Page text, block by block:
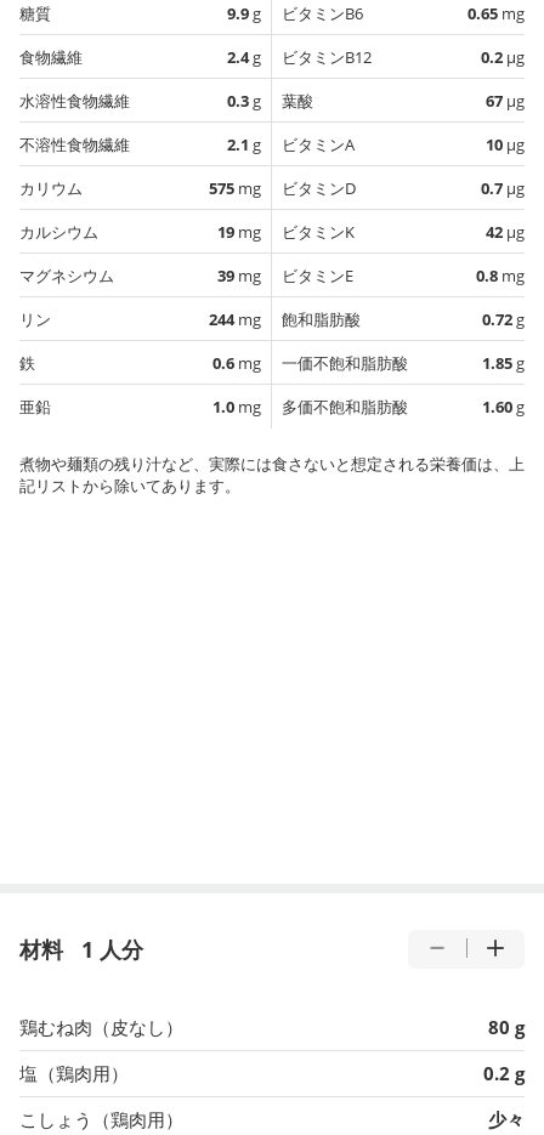
糖質
9.9g
食物繊維
2.4g
水溶性食物繊維
0.3g
不溶性食物繊維
2.1 g
カリウム
575 mg
カルシウム
19 mg
マグネシウム
39 mg
リン
244mg
鉄
0.6 mg
亜鉛
1.0 mg
ビタミンB6
0.65 mg
ビタミンB12
0.2 µg
葉酸
67 µg
ビタミンA
10 µg
ビタミンD
0.7 µg
ビタミンK
42 µg
ビタミンE
0.8 mg
飽和脂肪酸
0.72g
一価不飽和脂肪酸
1.85g
多価不飽和脂肪酸
1.60g
煮物や麺類の残り汁など、実際には食さないと想定される栄養価は、上
記リストから除いてあります。
材料 1 人分
鶏むね肉（皮なし）
80 g
塩（鶏肉用）
0.2 g
こしょう（鶏肉用）
少々